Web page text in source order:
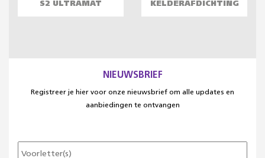
S2 ULTRAMAT
KELDERAFDICHTING
NIEUWSBRIEF
Registreer je hier voor onze nieuwsbrief om alle updates en
aanbiedingen te ontvangen